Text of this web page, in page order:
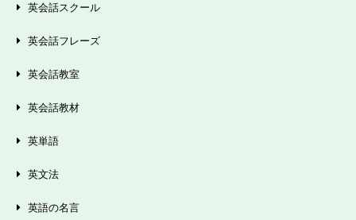
英会話スクール
英会話フレーズ
英会話教室
英会話教材
英単語
英文法
英語の名言